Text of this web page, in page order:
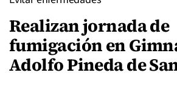
Realizan jornada de
fumigación en
Adolfo Pineda de